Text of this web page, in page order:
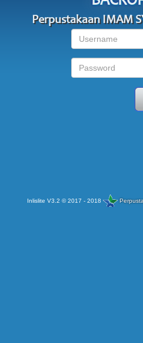
Perpustakaan IMAM
Inlislite V3.2 © 2017 - 2018